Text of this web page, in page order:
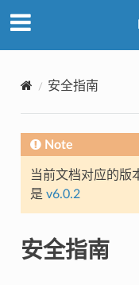
安全指南
Note
当前文档对应的版
是 v6.0.2
安全指南